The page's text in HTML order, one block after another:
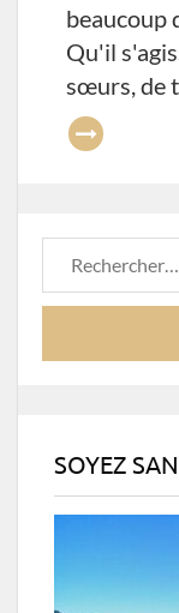
beaucoup
Qu'il
sœurs, de
SOYEZ